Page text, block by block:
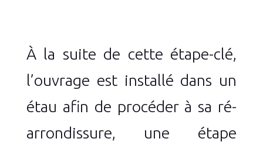
À la suite de cette étape-clé,
l’ouvrage est installé dans un
étau afin de procéder à sa ré-
arrondissure, une étape